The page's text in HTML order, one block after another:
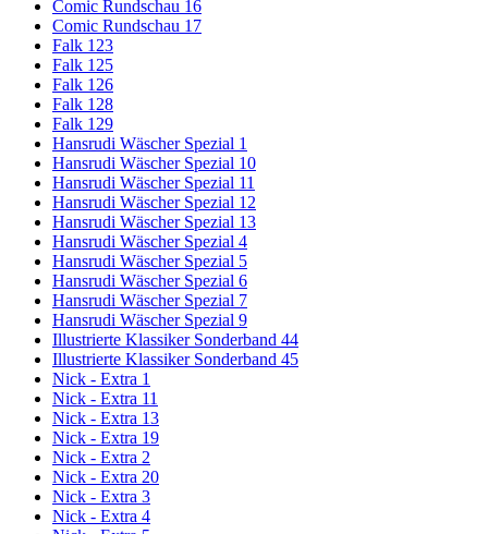
Comic Rundschau 16
Comic Rundschau 17
Falk 123
Falk 125
Falk 126
Falk 128
Falk 129
Hansrudi Wäscher Spezial 1
Hansrudi Wäscher Spezial 10
Hansrudi Wäscher Spezial 11
Hansrudi Wäscher Spezial 12
Hansrudi Wäscher Spezial 13
Hansrudi Wäscher Spezial 4
Hansrudi Wäscher Spezial 5
Hansrudi Wäscher Spezial 6
Hansrudi Wäscher Spezial 7
Hansrudi Wäscher Spezial 9
Illustrierte Klassiker Sonderband 44
Illustrierte Klassiker Sonderband 45
Nick - Extra 1
Nick - Extra 11
Nick - Extra 13
Nick - Extra 19
Nick - Extra 2
Nick - Extra 20
Nick - Extra 3
Nick - Extra 4